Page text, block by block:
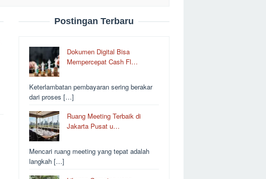
Postingan Terbaru
Dokumen Digital Bisa
Mempercepat Cash Fl…
Keterlambatan pembayaran sering berakar
dari proses […]
Ruang Meeting Terbaik di
Jakarta Pusat u…
Mencari ruang meeting yang tepat adalah
langkah […]